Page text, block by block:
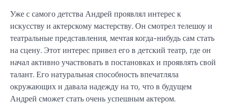
Уже с самого детства Андрей проявлял интерес к
искусству и актерскому мастерству. Он смотрел телешоу и
театральные представления, мечтая когда-нибудь сам стать
на сцену. Этот интерес привел его в детский театр, где он
начал активно участвовать в постановках и проявлять свой
талант. Его натуральная способность впечатляла
окружающих и давала надежду на то, что в будущем
Андрей сможет стать очень успешным актером.